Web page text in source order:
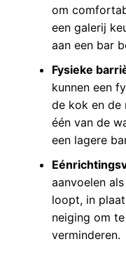
om
een galerij
aan een bar
Fysieke
kunnen een
de kok en de
één van de
een lagere
aanvoelen
loopt, in
neiging om
verminderen.